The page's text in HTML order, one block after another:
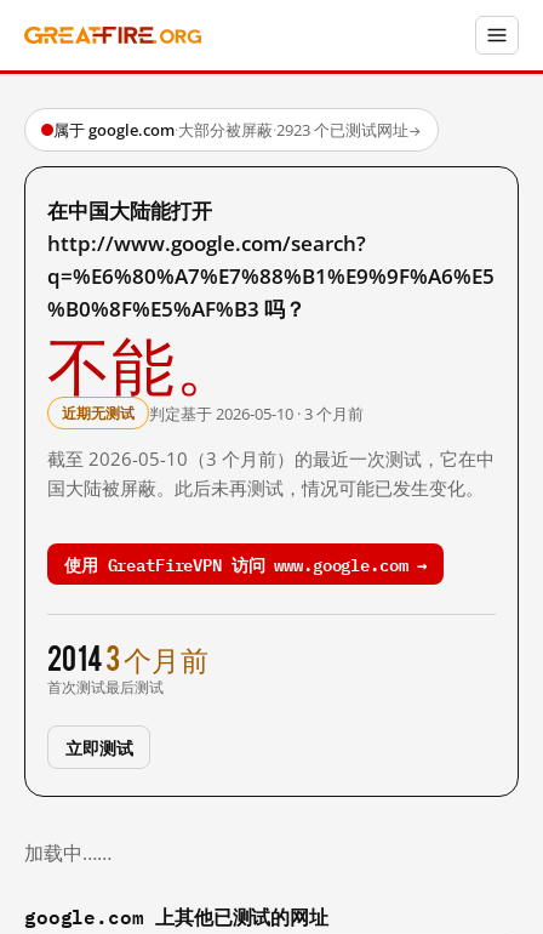
属于 google.com·大部分被屏蔽·2923 个已测试网址→
在中国大陆能打开
http://www.google.com/search?
q=%E6%80%A7%E7%88%B1%E9%9F%A6%E5
%B0%8F%E5%AF%B3 吗？
不能。
近期无测试 判定基于 2026-05-10 · 3 个月前
截至 2026-05-10（3 个月前）的最近一次测试，它在中
国大陆被屏蔽。此后未再测试，情况可能已发生变化。
使用 GreatFireVPN 访问 www.google.com →
2014
首次测试
3 个月前
最后测试
立即测试
加载中……
google.com 上其他已测试的网址